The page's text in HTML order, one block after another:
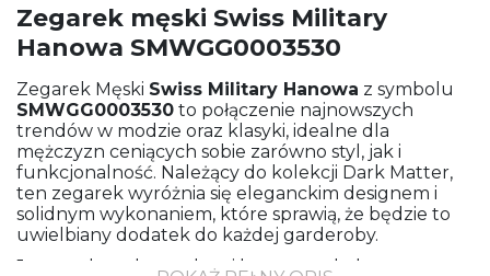
Zegarek męski Swiss Military
Hanowa SMWGG0003530
Zegarek Męski Swiss Military Hanowa z symbolu
SMWGG0003530 to połączenie najnowszych
trendów w modzie oraz klasyki, idealne dla
mężczyzn ceniących sobie zarówno styl, jak i
funkcjonalność. Należący do kolekcji Dark Matter,
ten zegarek wyróżnia się eleganckim designem i
solidnym wykonaniem, które sprawią, że będzie to
uwielbiany dodatek do każdej garderoby.
Jego stalowa bransoleta i koperta w kolorze